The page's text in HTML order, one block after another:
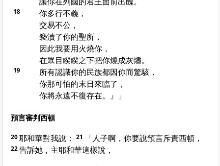
18
你多行不義，
交易不公，
褻瀆了你的聖所，
因此我要用火燒你，
在眾目睽睽之下把你燒成灰燼。
19
所有認識你的民族都因你而驚駭，
你那可怕的末日來臨了，
你將永遠不復存在。』」
預言審判西頓
20耶和華對我說： 21 「人子啊，你要說預言斥責西頓，
22告訴她，主耶和華這樣說，